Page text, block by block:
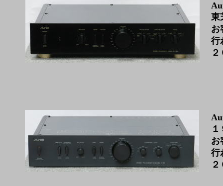
東
お
行
お
行